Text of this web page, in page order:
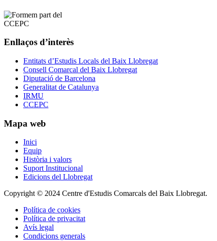
Enllaços d’interès
Entitats d’Estudis Locals del Baix Llobregat
Consell Comarcal del Baix Llobregat
Diputació de Barcelona
Generalitat de Catalunya
IRMU
CCEPC
Mapa web
Inici
Equip
Història i valors
Suport Institucional
Edicions del Llobregat
Copyright © 2024 Centre d'Estudis Comarcals del Baix Llobregat.
Política de cookies
Política de privacitat
Avís legal
Condicions generals